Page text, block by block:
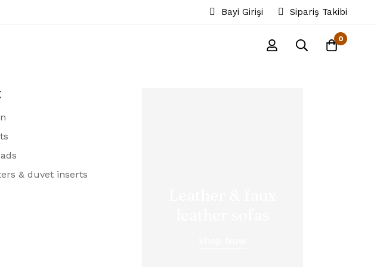
Bayi Girişi Sipariş Takibi
0
& duvet inserts